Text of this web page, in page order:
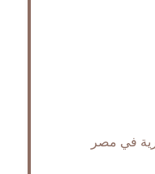
في مصر